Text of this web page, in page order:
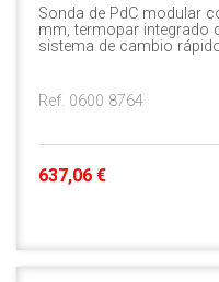
Sonda de PdC modular
mm, termopar integrado
sistema de cambio
Ref. 0600 8764
637,06 €